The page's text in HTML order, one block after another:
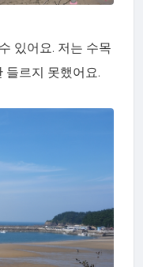
있어요. 저는 수목
들르지 못했어요.